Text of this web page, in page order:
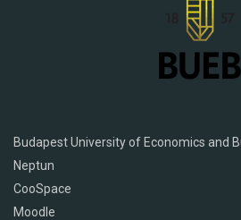
Budapest University of Economics and
Neptun
CooSpace
Moodle